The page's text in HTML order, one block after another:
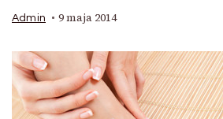
Admin 9 maja 2014